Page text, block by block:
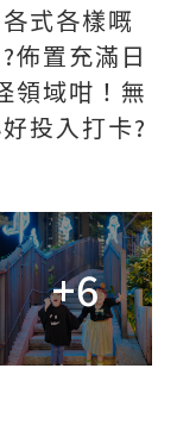
式各樣嘅
佈置充滿日
領域咁！無
投入打卡?
+6